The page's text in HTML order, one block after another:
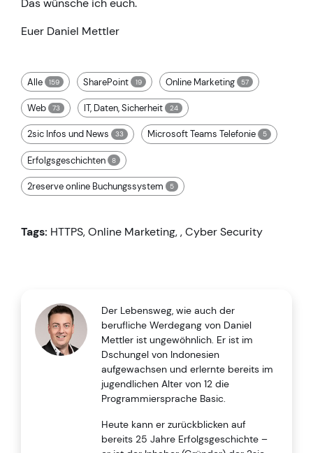
Das wünsche ich euch.
Euer Daniel Mettler
Alle 159 SharePoint 19 Online Marketing 57
Web 73 IT, Daten, Sicherheit 24
2sic Infos und News 33 Microsoft Teams Telefonie 5
Erfolgsgeschichten 8
2reserve online Buchungssystem 5
Tags: HTTPS,Online Marketing,,Cyber Security
Der Lebensweg, wie auch der
berufliche Werdegang von Daniel
Mettler ist ungewöhnlich. Er ist im
Dschungel von Indonesien
aufgewachsen und erlernte bereits im
jugendlichen Alter von 12 die
Programmiersprache Basic.
Heute kann er zurückblicken auf
bereits 25 Jahre Erfolgsgeschichte –